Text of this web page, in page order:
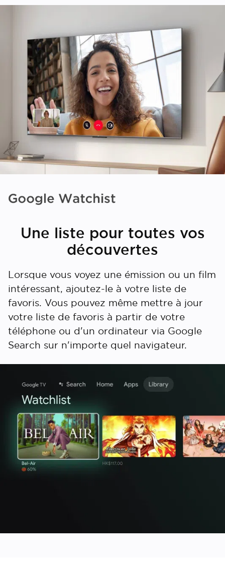
Une liste pour toutes vos
découvertes
Lorsque vous voyez une émission ou un film
intéressant, ajoutez-le à votre liste de
favoris. Vous pouvez même mettre à jour
votre liste de favoris à partir de votre
téléphone ou d'un ordinateur via Google
Search sur n'importe quel navigateur.